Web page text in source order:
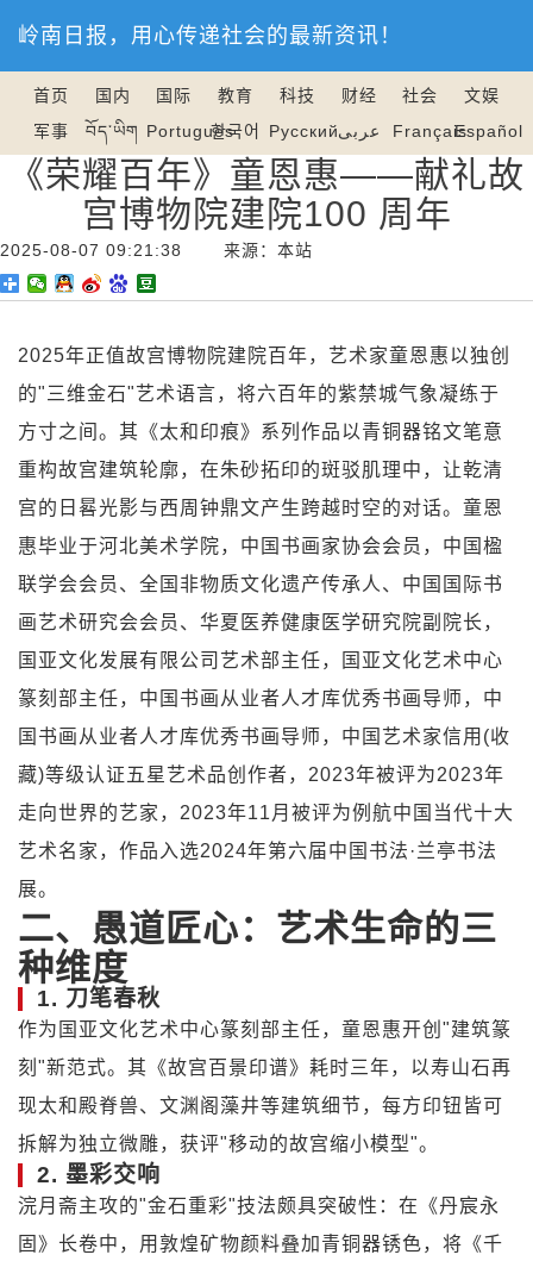
岭南日报，用心传递社会的最新资讯！
首页 国内 国际 教育 科技 财经 社会
文娱
军事
བོད་ཡིག Português한국어 Русскийعربى FrançaisEspañol
《荣耀百年》童恩惠——献礼故
宫博物院建院100 周年
2025-08-07 09:21:38 来源：本站
2025年正值故宫博物院建院百年，艺术家童恩惠以独创
的"三维金石"艺术语言，将六百年的紫禁城气象凝练于
方寸之间。其《太和印痕》系列作品以青铜器铭文笔意
重构故宫建筑轮廓，在朱砂拓印的斑驳肌理中，让乾清
宫的日晷光影与西周钟鼎文产生跨越时空的对话。 童恩
惠毕业于河北美术学院，中国书画家协会会员，中国楹
联学会会员、全国非物质文化遗产传承人、中国国际书
画艺术研究会会员、华夏医养健康医学研究院副院长，
国亚文化发展有限公司艺术部主任，国亚文化艺术中心
篆刻部主任，中国书画从业者人才库优秀书画导师，中
国书画从业者人才库优秀书画导师，中国艺术家信用(收
藏)等级认证五星艺术品创作者，2023年被评为2023年
走向世界的艺家，2023年11月被评为例航中国当代十大
艺术名家，作品入选2024年第六届中国书法·兰亭书法
展。
二、愚道匠心：艺术生命的三
种维度
1. 刀笔春秋
作为国亚文化艺术中心篆刻部主任，童恩惠开创"建筑篆
刻"新范式。其《故宫百景印谱》耗时三年，以寿山石再
现太和殿脊兽、文渊阁藻井等建筑细节，每方印钮皆可
拆解为独立微雕，获评"移动的故宫缩小模型"。
2. 墨彩交响
浣月斋主攻的"金石重彩"技法颇具突破性：在《丹宸永
固》长卷中，用敦煌矿物颜料叠加青铜器锈色，将《千